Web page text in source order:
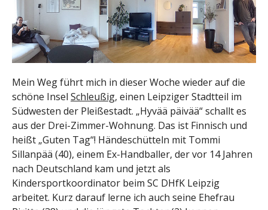
Mein Weg führt mich in dieser Woche wieder auf die
schöne Insel Schleußig, einen Leipziger Stadtteil im
Südwesten der Pleißestadt. „Hyvää päivää“ schallt es
aus der Drei-Zimmer-Wohnung. Das ist Finnisch und
heißt „Guten Tag“! Händeschütteln mit Tommi
Sillanpää (40), einem Ex-Handballer, der vor 14 Jahren
nach Deutschland kam und jetzt als
Kindersportkoordinator beim SC DHfK Leipzig
arbeitet. Kurz darauf lerne ich auch seine Ehefrau